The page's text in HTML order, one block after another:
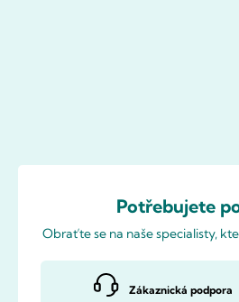
Potřebujete
Obraťte se na naše specialisty,
Zákaznická podpora